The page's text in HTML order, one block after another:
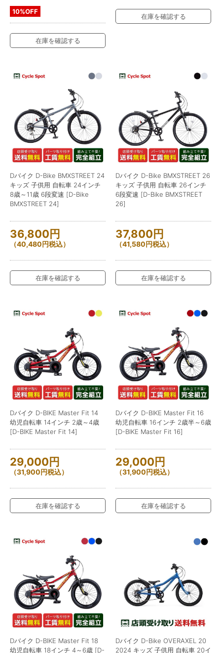
10%OFF
在庫を確認する
在庫を確認する
Dバイク D-Bike BMXSTREET 24
キッズ 子供用 自転車 24インチ
8歳～11歳 6段変速 [D-Bike
BMXSTREET 24]
36,800円
（40,480円税込）
在庫を確認する
Dバイク D-Bike BMXSTREET 26
キッズ 子供用 自転車 26インチ
6段変速 [D-Bike BMXSTREET
26]
37,800円
（41,580円税込）
在庫を確認する
Dバイク D-BIKE Master Fit 14
幼児自転車 14インチ 2歳～4歳
[D-BIKE Master Fit 14]
29,000円
（31,900円税込）
在庫を確認する
Dバイク D-BIKE Master Fit 16
幼児自転車 16インチ 2歳半～6歳
[D-BIKE Master Fit 16]
29,000円
（31,900円税込）
在庫を確認する
Dバイク D-BIKE Master Fit 18
幼児自転車 18インチ 4～6歳 [D-
Dバイク D-Bike OVERAXEL 20
2024 キッズ 子供用 自転車 20イ